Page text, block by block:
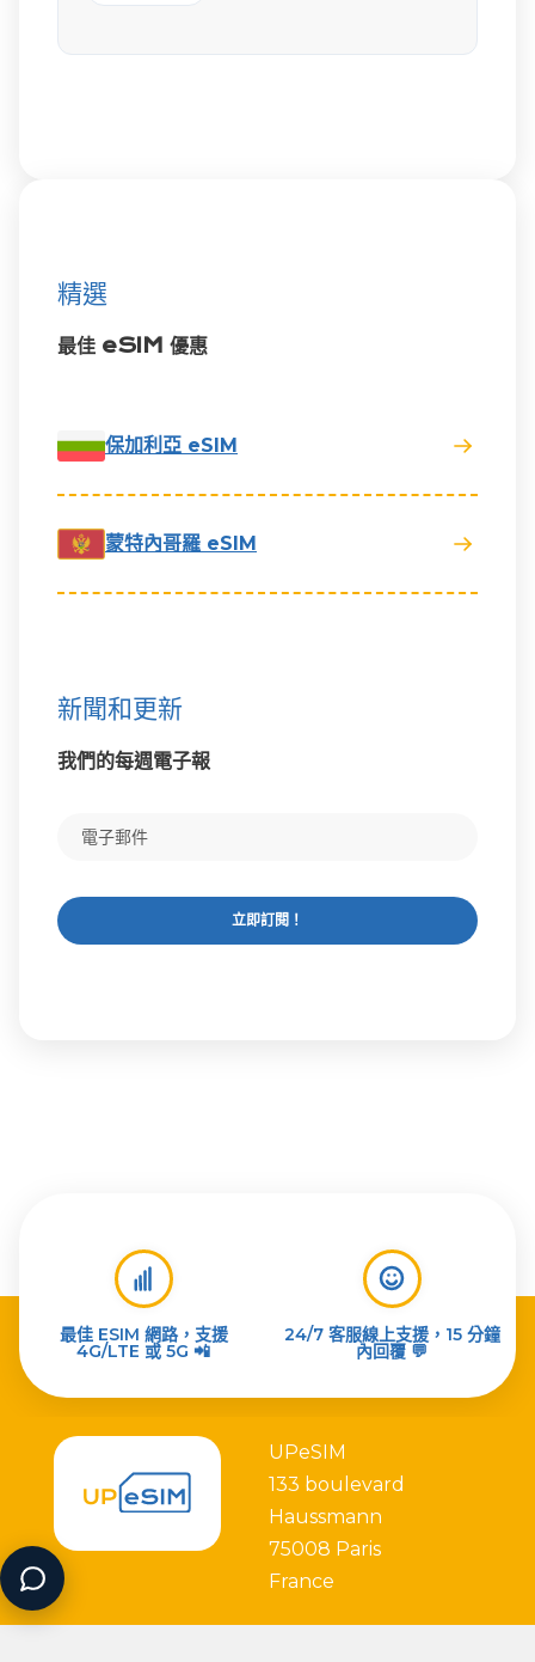
精選
最佳 eSIM 優惠
保加利亞 eSIM
蒙特內哥羅 eSIM
新聞和更新
我們的每週電子報
立即訂閱！
最佳 ESIM 網路，支援
4G/LTE 或 5G 📲
24/7 客服線上支援，15 分鐘
內回覆 💬
UPeSIM
133 boulevard
Haussmann
75008 Paris
France